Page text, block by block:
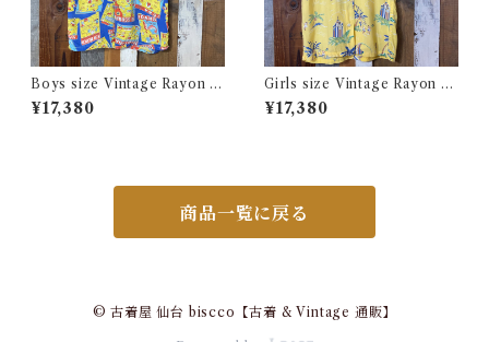
Boys size Vintage Rayon H
awaiian Shirt / ボーイズ サイ
ズ ヴィンテージ レーヨン ハワ
¥17,380
Girls size Vintage Rayon H
awaiian Shirt / ガールズ サイ
ズ ヴィンテージ レーヨン ハワ
¥17,380
商品一覧に戻る
© 古着屋 仙台 biscco【古着 & Vintage 通販】